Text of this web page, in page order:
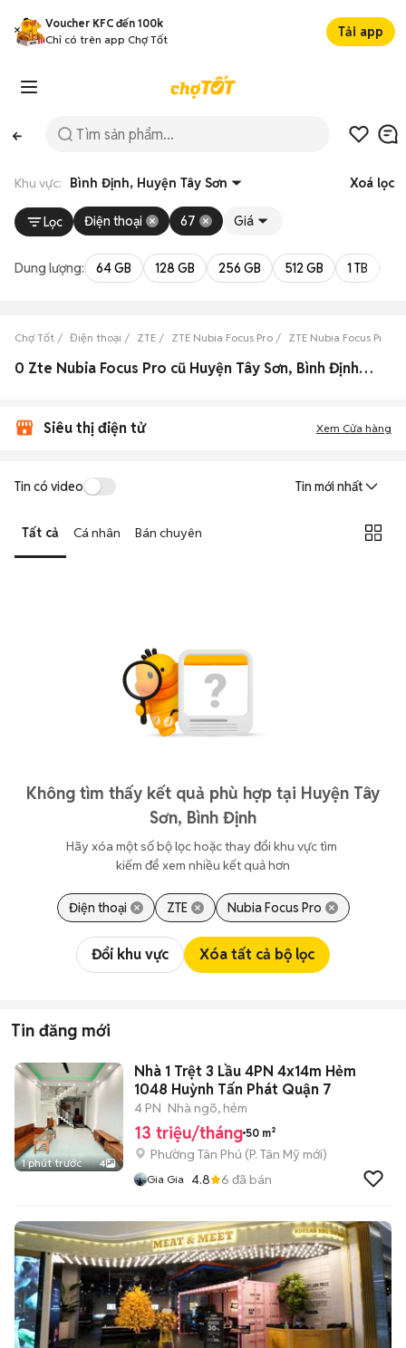
Voucher KFC đến 100k
Chỉ có trên app Chợ Tốt
Tải app
Khu vực: Bình Định, Huyện Tây Sơn Xoá lọc
Lọc Điện thoại 67 Giá
Dung lượng: 64 GB 128 GB 256 GB 512 GB 1 TB
Chợ Tốt Điện thoại ZTE ZTE Nubia Focus Pro ZTE Nubia Focus Pro
0 Zte Nubia Focus Pro cũ Huyện Tây Sơn, Bình Định đẹp
Siêu thị điện tử Xem Cửa hàng
Tin có video Tin mới nhất
Tất cả Cá nhân Bán chuyên
Không tìm thấy kết quả phù hợp tại Huyện Tây
Sơn, Bình Định
Hãy xóa một số bộ lọc hoặc thay đổi khu vực tìm
kiếm để xem nhiều kết quả hơn
Điện thoại ZTE Nubia Focus Pro
Đổi khu vực Xóa tất cả bộ lọc
Tin đăng mới
1 phút trước 4
Nhà 1 Trệt 3 Lầu 4PN 4x14m Hẻm
1048 Huỳnh Tấn Phát Quận 7
4 PN Nhà ngõ, hẻm
13 triệu/tháng 50 m²
Phường Tân Phú (P. Tân Mỹ mới)
Gia Gia 4.8 6 đã bán